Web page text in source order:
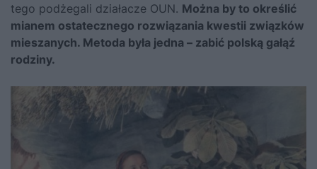
tego podżegali działacze OUN. Można by to określić
mianem ostatecznego rozwiązania kwestii związków
mieszanych. Metoda była jedna – zabić polską gałąź
rodziny.